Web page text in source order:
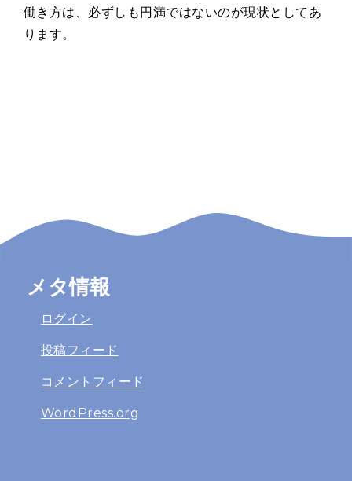
働き方は、必ずしも円満ではないのが現状としてあ
ります。
メタ情報
ログイン
投稿フィード
コメントフィード
WordPress.org